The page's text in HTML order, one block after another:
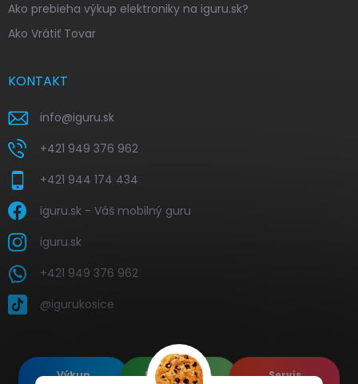
Ako prebieha výkup elektroniky na iguru.sk?
Ako Vrátiť Tovar
KONTAKT
info@iguru.sk
+421 949 376 962
+421 944 174 434
iguru.sk - Váš mobilný guru
iguru.sk
+421 949 376 962
@igurukosice
Výkup
Renovované
Servis